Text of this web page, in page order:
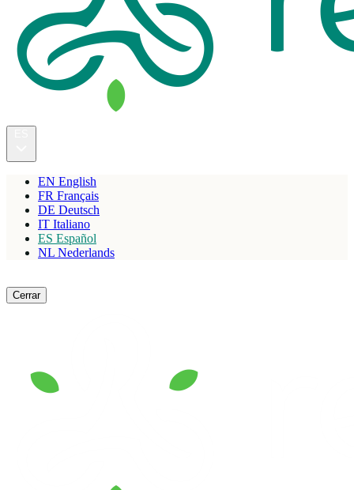
EN English
FR Français
DE Deutsch
IT Italiano
ES Español
NL Nederlands
Cerrar